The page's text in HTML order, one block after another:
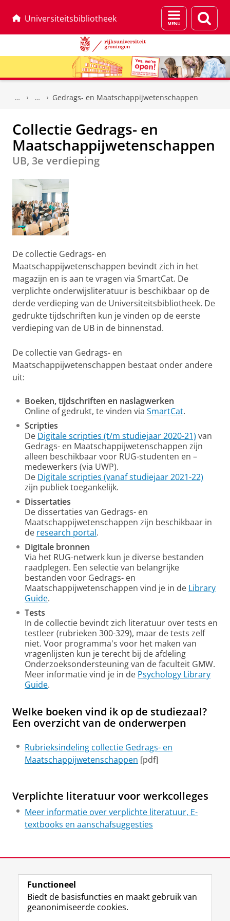
Universiteitsbibliotheek
Menu
en
Gedrags- en Maatschappijwetenschappen
Collectie Gedrags- en
Maatschappijwetenschappen
UB, 3e verdieping
De collectie Gedrags- en
Maatschappijwetenschappen bevindt zich in het
magazijn en is aan te vragen via SmartCat. De
verplichte onderwijsliteratuur is beschikbaar op de
derde verdieping van de Universiteitsbibliotheek. De
gedrukte tijdschriften kun je vinden op de eerste
verdieping van de UB in de binnenstad.
De collectie van Gedrags- en
Maatschappijwetenschappen bestaat onder andere
uit:
Boeken, tijdschriften en naslagwerken
Online of gedrukt, te vinden via SmartCat.
Scripties
De Digitale scripties (t/m studiejaar 2020-21) van
Gedrags- en Maatschappijwetenschappen zijn
alleen beschikbaar voor RUG-studenten en –
medewerkers (via UWP).
De Digitale scripties (vanaf studiejaar 2021-22)
zijn publiek toegankelijk.
Dissertaties
De dissertaties van Gedrags- en
Maatschappijwetenschappen zijn beschikbaar in
de research portal.
Digitale bronnen
Via het RUG-netwerk kun je diverse bestanden
raadplegen. Een selectie van belangrijke
bestanden voor Gedrags- en
Maatschappijwetenschappen vind je in de Library
Guide.
Tests
In de collectie bevindt zich literatuur over tests en
testleer (rubrieken 300-329), maar de tests zelf
niet. Voor programma's voor het maken van
vragenlijsten kun je terecht bij de afdeling
Onderzoeksondersteuning van de faculteit GMW.
Meer informatie vind je in de Psychology Library
Guide.
Welke boeken vind ik op de studiezaal?
Een overzicht van de onderwerpen
Rubrieksindeling collectie Gedrags- en
Maatschappijwetenschappen [pdf]
Verplichte literatuur voor werkcolleges
Meer informatie over verplichte literatuur, E-
textbooks en aanschafsuggesties
View this page in:English
Functioneel
Biedt de basisfuncties en maakt gebruik van
geanonimiseerde cookies.